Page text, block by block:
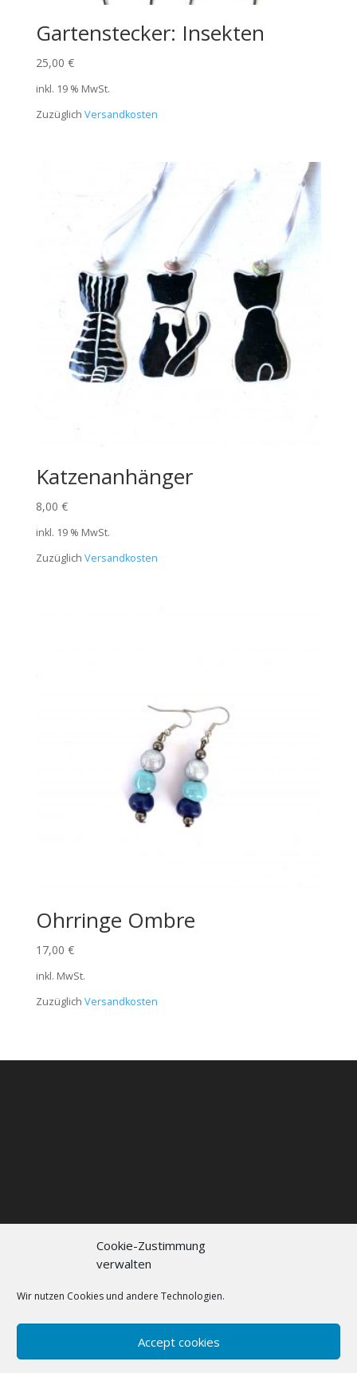
Cookie-Zustimmung
verwalten
Wir nutzen Cookies und andere Technologien.
Accept cookies
Gartenstecker: Insekten
25,00 €
inkl. 19 % MwSt.
Zuzüglich Versandkosten
Katzenanhänger
8,00 €
inkl. 19 % MwSt.
Zuzüglich Versandkosten
Ohrringe Ombre
17,00 €
inkl. MwSt.
Zuzüglich Versandkosten
Kontakt
Datenschutzerklärung
Cookie policy (EU)